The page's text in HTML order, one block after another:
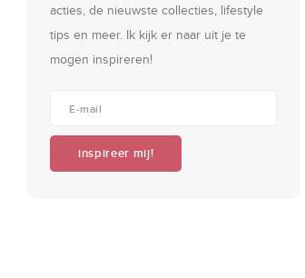
acties, de nieuwste collecties, lifestyle
tips en meer. Ik kijk er naar uit je te
mogen inspireren!
inspireer mij!